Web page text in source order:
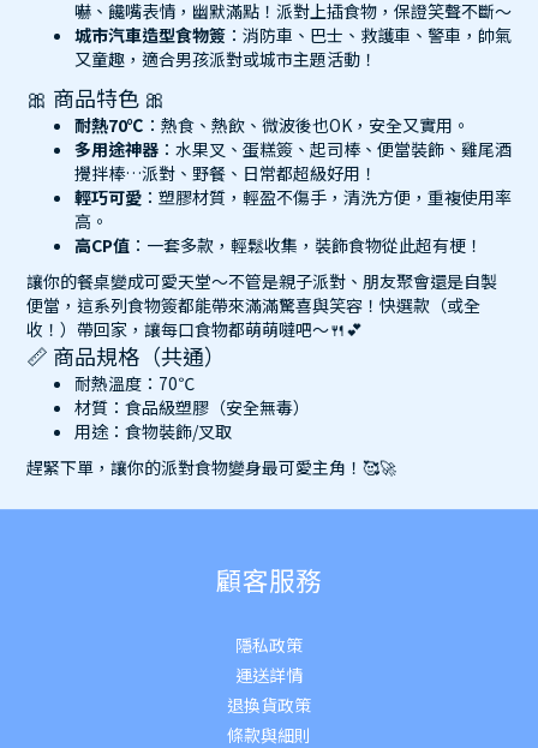
嚇、饞嘴表情，幽默滿點！派對上插食物，保證笑聲不斷～
城市汽車造型食物簽 ：消防車、巴士、救護車、警車，帥氣
又童趣，適合男孩派對或城市主題活動！
🎀 商品特色 🎀
耐熱70℃ ：熱食、熱飲、微波後也OK，安全又實用。
多用途神器 ：水果叉、蛋糕簽、起司棒、便當裝飾、雞尾酒
攪拌棒…派對、野餐、日常都超級好用！
輕巧可愛 ：塑膠材質，輕盈不傷手，清洗方便，重複使用率
高。
高CP值 ：一套多款，輕鬆收集，裝飾食物從此超有梗！
讓你的餐桌變成可愛天堂～不管是親子派對、朋友聚會還是自製
便當，這系列食物簽都能帶來滿滿驚喜與笑容！快選款（或全
收！）帶回家，讓每口食物都萌萌噠吧～🍴💕
📏 商品規格（共通）
耐熱溫度：70℃
材質：食品級塑膠（安全無毒）
用途：食物裝飾/叉取
趕緊下單，讓你的派對食物變身最可愛主角！🥰🚀
顧客服務
隱私政策
運送詳情
退換貨政策
條款與細則